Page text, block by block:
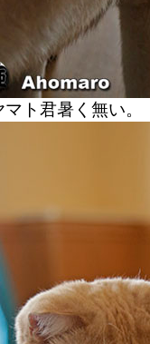
ト君暑く無い。